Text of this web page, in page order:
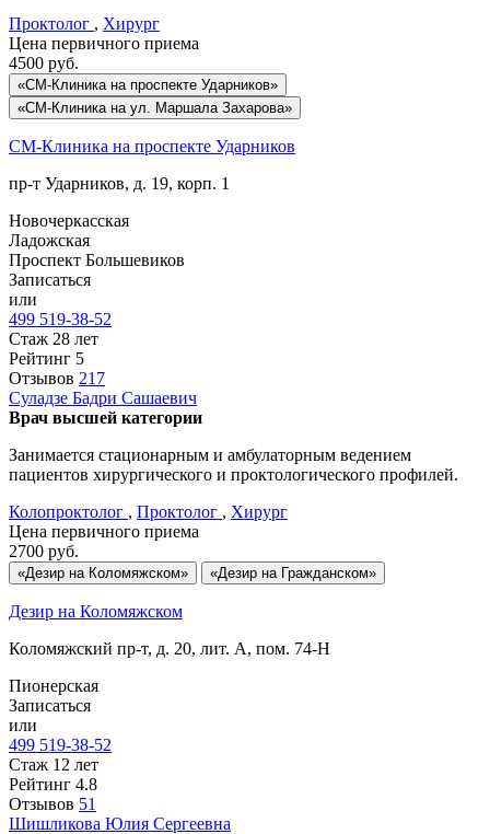
Проктолог , Хирург
Цена первичного приема
4500 руб.
«СМ-Клиника на проспекте Ударников»
«СМ-Клиника на ул. Маршала Захарова»
СМ-Клиника на проспекте Ударников
пр-т Ударников, д. 19, корп. 1
Новочеркасская
Ладожская
Проспект Большевиков
Записаться
или
499 519-38-52
Стаж 28 лет
Рейтинг 5
Отзывов 217
Суладзе Бадри Сашаевич
Врач высшей категории
Занимается стационарным и амбулаторным ведением
пациентов хирургического и проктологического профилей.
Колопроктолог , Проктолог , Хирург
Цена первичного приема
2700 руб.
«Дезир на Коломяжском» «Дезир на Гражданском»
Дезир на Коломяжском
Коломяжский пр-т, д. 20, лит. А, пом. 74-Н
Пионерская
Записаться
или
499 519-38-52
Стаж 12 лет
Рейтинг 4.8
Отзывов 51
Шишликова Юлия Сергеевна